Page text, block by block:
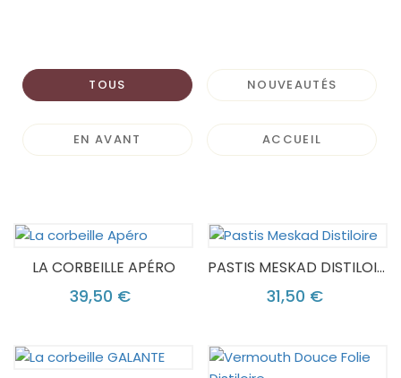
TOUS NOUVEAUTÉS
EN AVANT ACCUEIL
LA CORBEILLE APÉRO
39,50 €
PASTIS MESKAD DISTILOIRE
31,50 €